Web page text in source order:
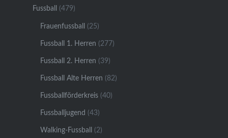
Fussball (479)
Frauenfussball (25)
Fussball 1. Herren (277)
Fussball 2. Herren (39)
Fussball Alte Herren (82)
Fussballförderkreis(40)
Fussballjugend (43)
Walking-Fussball (2)